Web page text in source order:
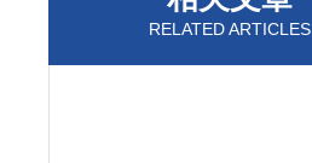
RELATED ARTICLES